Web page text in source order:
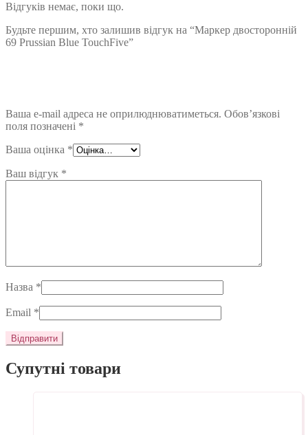
Відгуків немає, поки що.
Будьте першим, хто залишив відгук на “Маркер двосторонній
69 Prussian Blue TouchFive”
Ваша e-mail адреса не оприлюднюватиметься. Обов’язкові
поля позначені *
Ваша оцінка *
Ваш відгук *
Назва *
Email *
Супутні товари